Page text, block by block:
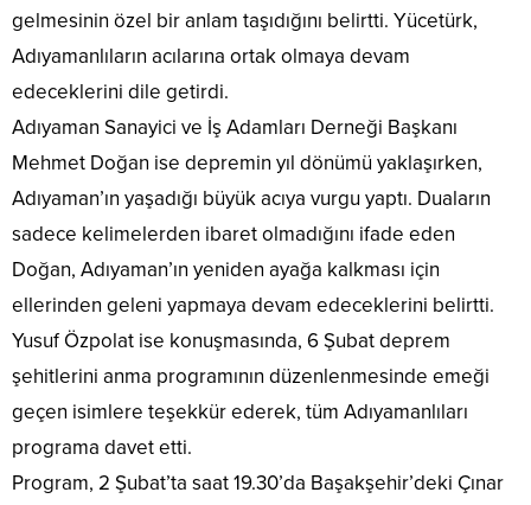
gelmesinin özel bir anlam taşıdığını belirtti. Yücetürk,
Adıyamanlıların acılarına ortak olmaya devam
edeceklerini dile getirdi.
Adıyaman Sanayici ve İş Adamları Derneği Başkanı
Mehmet Doğan ise depremin yıl dönümü yaklaşırken,
Adıyaman’ın yaşadığı büyük acıya vurgu yaptı. Duaların
sadece kelimelerden ibaret olmadığını ifade eden
Doğan, Adıyaman’ın yeniden ayağa kalkması için
ellerinden geleni yapmaya devam edeceklerini belirtti.
Yusuf Özpolat ise konuşmasında, 6 Şubat deprem
şehitlerini anma programının düzenlenmesinde emeği
geçen isimlere teşekkür ederek, tüm Adıyamanlıları
programa davet etti.
Program, 2 Şubat’ta saat 19.30’da Başakşehir’deki Çınar